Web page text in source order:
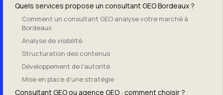
Quels services propose un consultant GEO Bordeaux ?
Comment un consultant GEO analyse votre marché à
Bordeaux
Analyse de visibilité
Structuration des contenus
Développement de l’autorité
Mise en place d’une stratégie
Consultant GEO ou agence GEO : comment choisir ?